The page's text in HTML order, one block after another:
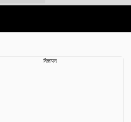
विज्ञापन